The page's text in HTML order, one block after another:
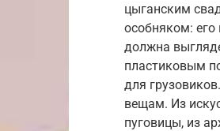
цыганским
особняком: его
должна
пластиковым
для
вещам. Из
пуговицы, из